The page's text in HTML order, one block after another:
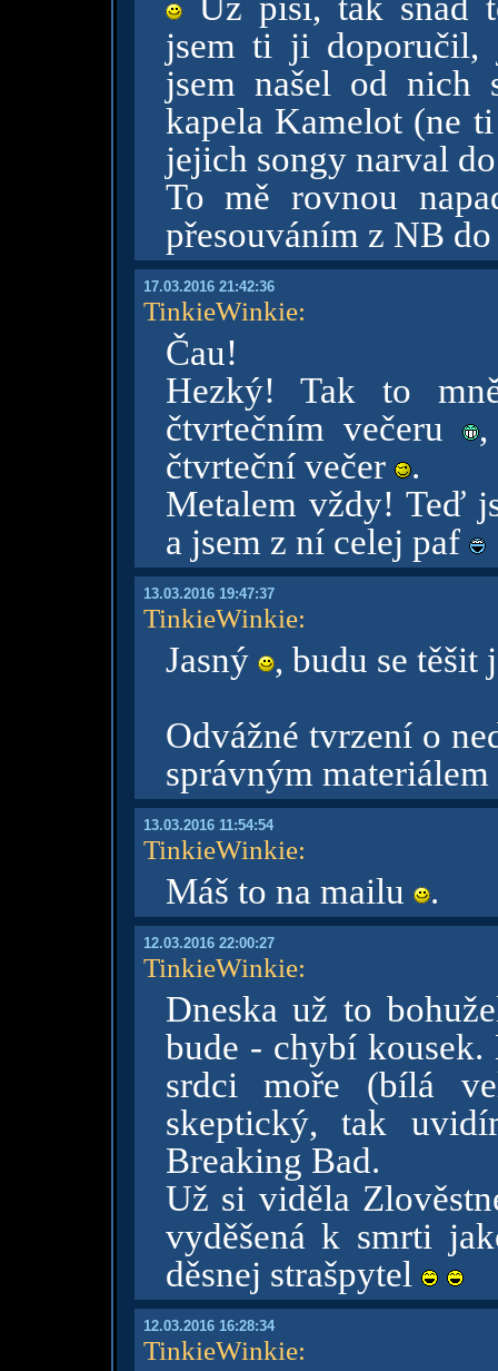
jsem ti ji doporučil,
jsem našel od nich
kapela Kamelot (ne
jejich songy narval
To mě rovnou
přesouváním z NB
17.03.2016 21:42:36
TinkieWinkie:
Čau!
Hezký! Tak to
čtvrtečním večeru
čtvrteční večer
.
Metalem vždy! Teď
a jsem z ní celej paf
13.03.2016 19:47:37
TinkieWinkie:
Jasný
, budu se
Odvážné tvrzení o
správným
13.03.2016 11:54:54
TinkieWinkie:
Máš to na mailu .
12.03.2016 22:00:27
TinkieWinkie:
Dneska už to
bude - chybí
srdci moře (bílá
skeptický, tak
Breaking Bad.
Už si viděla
vyděšená k smrti
děsnej strašpytel
12.03.2016 16:28:34
TinkieWinkie: